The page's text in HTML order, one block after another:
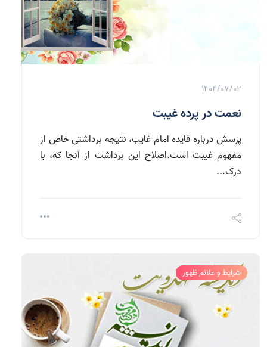
1404/07/02
نعمت در پرده غیبت
پرسش درباره فایده امام غایب، نتیجه برداشتی خاص از
مفهوم غیبت است.اصلاح این برداشت از آنجا که، با
درک...
شرایط و علائم ظهور